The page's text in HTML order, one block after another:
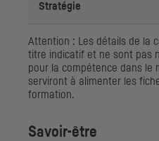
Stratégie
Attention : Les détails de la
titre indicatif et ne sont pas
pour la compétence dans le
serviront à alimenter les
formation.
Savoir-être